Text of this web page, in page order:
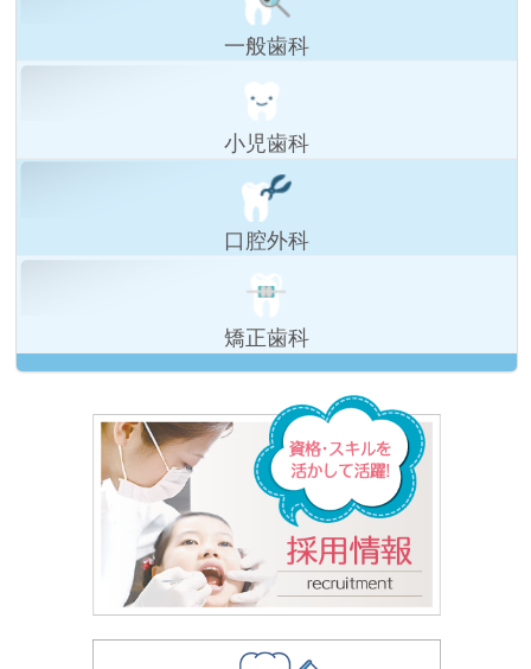
一般歯科
小児歯科
口腔外科
矯正歯科